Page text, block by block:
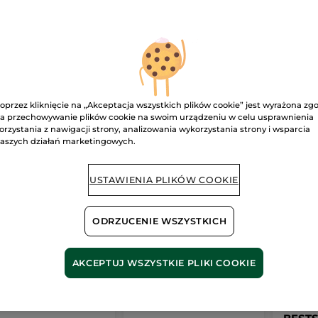
przeciw
włosów z
DODAJ DO
KOSZYKA
Szampon
miętą pieprzową bio
300 ml
(1148)
41.90 zł
DODAJ DO
kliknięcie na „Akceptacja wszystkich plików cookie” jest wyrażona
przechowywanie plików cookie na swoim urządzeniu w celu usprawnienia
z nawigacji strony, analizowania wykorzystania strony i wsparcia
działań marketingowych.
USTAWIENIA PLIKÓW COOKIE
ODRZUCENIE WSZYSTKICH
AKCEPTUJ WSZYSTKIE PLIKI COOKIE